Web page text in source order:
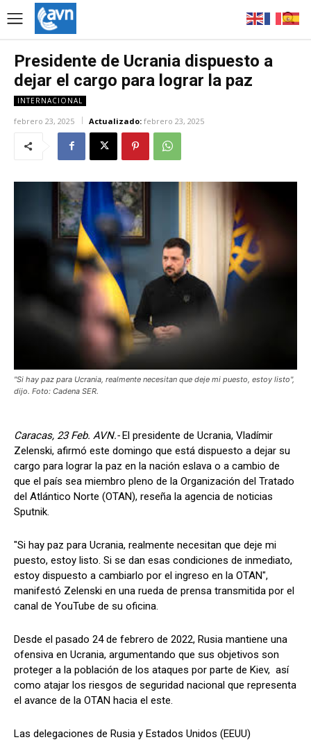
Presidente de Ucrania dispuesto a
dejar el cargo para lograr la paz
INTERNACIONAL
febrero 23, 2025 Actualizado: febrero 23, 2025
"Si hay paz para Ucrania, realmente necesitan que deje mi puesto, estoy listo",
dijo. Foto: Cadena SER.
Caracas, 23 Feb. AVN.-El presidente de Ucrania, Vladímir
Zelenski, afirmó este domingo que está dispuesto a dejar su
cargo para lograr la paz en la nación eslava o a cambio de
que el país sea miembro pleno de la Organización del Tratado
del Atlántico Norte (OTAN), reseña la agencia de noticias
Sputnik.
"Si hay paz para Ucrania, realmente necesitan que deje mi
puesto, estoy listo. Si se dan esas condiciones de inmediato,
estoy dispuesto a cambiarlo por el ingreso en la OTAN",
manifestó Zelenski en una rueda de prensa transmitida por el
canal de YouTube de su oficina.
Desde el pasado 24 de febrero de 2022, Rusia mantiene una
ofensiva en Ucrania, argumentando que sus objetivos son
proteger a la población de los ataques por parte de Kiev, así
como atajar los riesgos de seguridad nacional que representa
el avance de la OTAN hacia el este.
Las delegaciones de Rusia y Estados Unidos (EEUU)